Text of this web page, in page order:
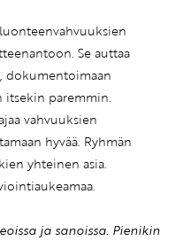
Se auttaa
dokumentoimaan
itsekin paremmin.
vahvuuksien
hyvää. Ryhmän
yhteinen asia.
ja sanoissa. Pienikin